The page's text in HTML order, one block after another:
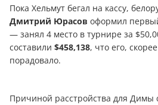
Пока Хельмут бегал на кассу,
Дмитрий Юрасов оформил
— занял 4 место в турнире за
составили $458,138, что его,
порадовало.
Причиной расстройства для Димы